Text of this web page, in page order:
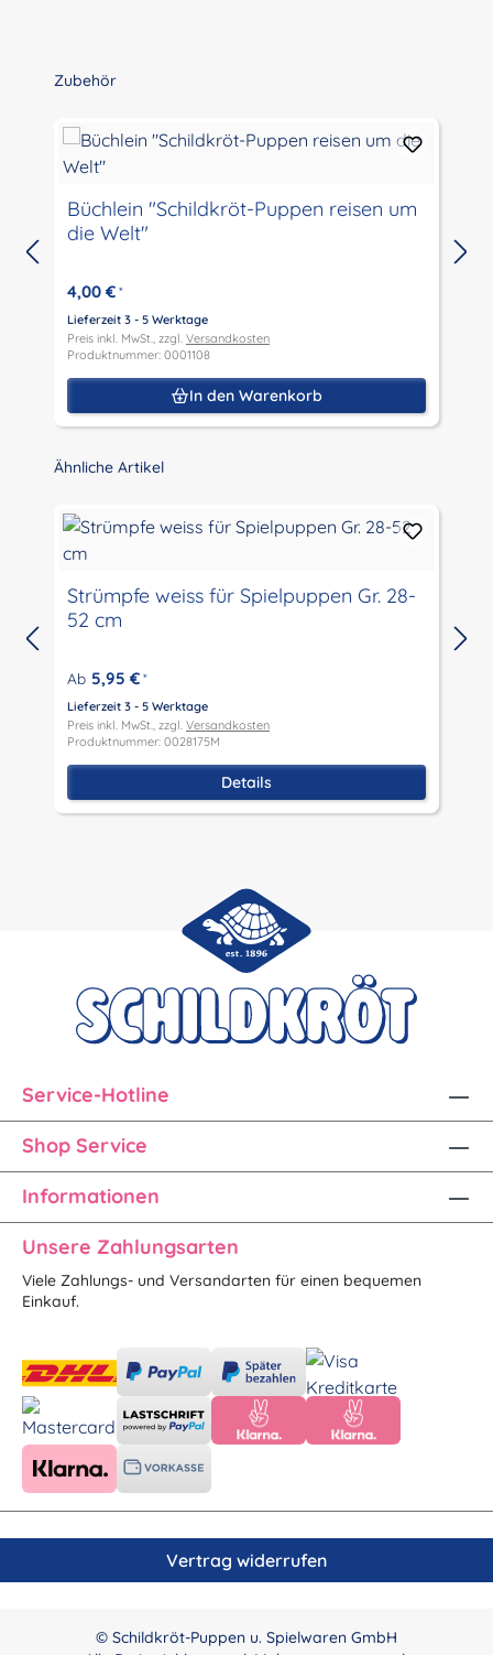
Produktgalerie überspringen
Zubehör
Büchlein "Schildkröt-Puppen reisen um
die Welt"
4,00 € *
Lieferzeit 3 - 5 Werktage
Preis inkl. MwSt., zzgl. Versandkosten
Produktnummer: 0001108
In den Warenkorb
Produktgalerie überspringen
Ähnliche Artikel
Strümpfe weiss für Spielpuppen Gr. 28-
52 cm
Ab 5,95 € *
Lieferzeit 3 - 5 Werktage
Preis inkl. MwSt., zzgl. Versandkosten
Produktnummer: 0028175M
Details
Service-Hotline
Shop Service
Informationen
Unsere Zahlungsarten
Viele Zahlungs- und Versandarten für einen bequemen
Einkauf.
Vertrag widerrufen
© Schildkröt-Puppen u. Spielwaren GmbH